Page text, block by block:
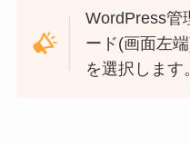
WordPress管
ード(画面左
を選択します